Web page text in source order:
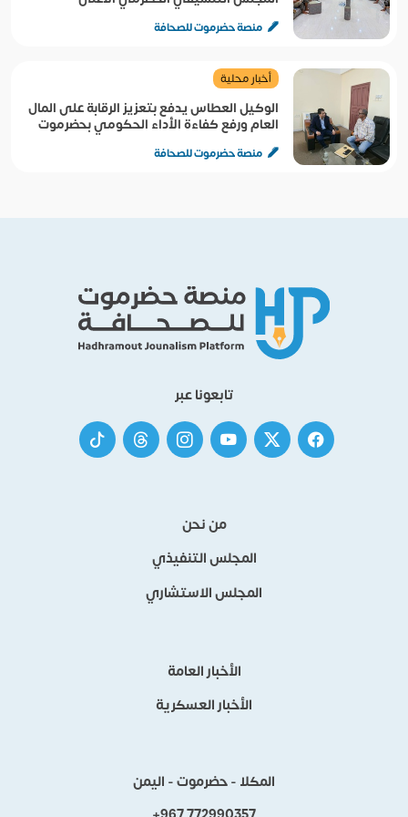
منصة حضرموت للصحافة
أخبار محلية
الوكيل العطاس يدفع بتعزيز الرقابة على المال
العام ورفع كفاءة الأداء الحكومي بحضرموت
منصة حضرموت للصحافة
تابعونا عبر
من نحن
المجلس التنفيذي
المجلس الاستشاري
الأخبار العامة
الأخبار العسكرية
المكلا - حضرموت - اليمن